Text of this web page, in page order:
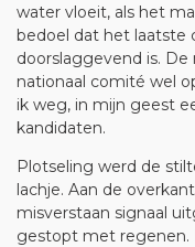
water vloeit, als het
bedoel dat het laatste
doorslaggevend is.
nationaal comité wel
ik weg, in mijn geest
kandidaten.
Plotseling werd de
lachje. Aan de
misverstaan signaal
gestopt met regenen.